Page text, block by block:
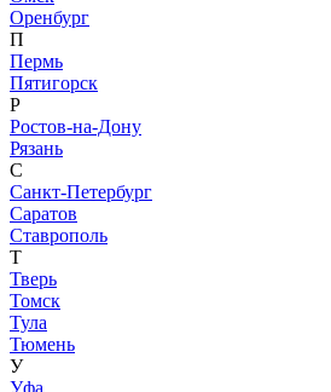
Оренбург
П
Пермь
Пятигорск
Р
Ростов-на-Дону
Рязань
С
Санкт-Петербург
Саратов
Ставрополь
Т
Тверь
Томск
Тула
Тюмень
У
Уфа